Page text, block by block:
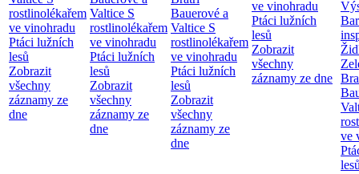
rostlinolékařem
ve vinohradu
Ptáci lužních
lesů
Zobrazit
všechny
záznamy ze
dne
Valtice S
rostlinolékařem
ve vinohradu
Ptáci lužních
lesů
Zobrazit
všechny
záznamy ze
dne
Bauerové a
Valtice S
rostlinolékařem
ve vinohradu
Ptáci lužních
lesů
Zobrazit
všechny
záznamy ze
dne
ve vinohradu
Ptáci lužních
lesů
Zobrazit
všechny
záznamy ze dne
ve